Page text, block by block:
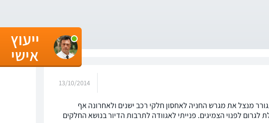
13/10/2014
מנצל את מגרש החניה לאחסון חלקי רכב ישנים ולאחרונה אף
לפנוי הצמיגים. פנייתי לאגוודה לתרבות הדיור בנושא החלקים
ייעוץ
אישי